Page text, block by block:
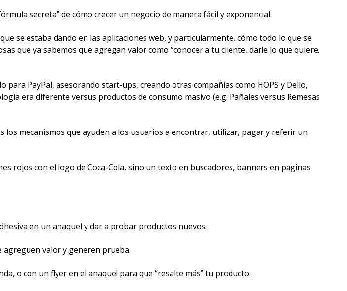
secreta” de cómo crecer un negocio de manera fácil y exponencial.
se estaba dando en las aplicaciones web, y particularmente, cómo todo lo que se
que ya sabemos que agregan valor como “conocer a tu cliente, darle lo que quiere,
PayPal, asesorando start-ups, creando otras compañías como HOPS y Dello,
era diferente versus productos de consumo masivo (e.g. Pañales versus Remesas
mecanismos que ayuden a los usuarios a encontrar, utilizar, pagar y referir un
rojos con el logo de Coca-Cola, sino un texto en buscadores, banners en páginas
en un anaquel y dar a probar productos nuevos.
agreguen valor y generen prueba.
o con un flyer en el anaquel para que “resalte más” tu producto.